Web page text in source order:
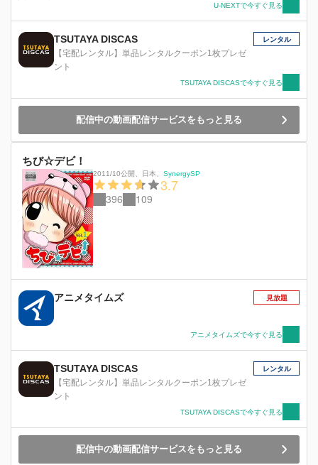
U-NEXTで今すぐ見る
TSUTAYA DISCAS
【宅配レンタル】単品レンタルクーポン1枚プレゼ
ント
レンタル
TSUTAYA DISCASで今すぐ見る
配信中の動画配信サービスをもっと見る
ちび☆デビ！
2011/10公開 日本 SynergySP
3.7
396 109
アニメタイムズ 見放題
アニメタイムズで今すぐ見る
TSUTAYA DISCAS
【宅配レンタル】単品レンタルクーポン1枚プレゼ
ント
レンタル
TSUTAYA DISCASで今すぐ見る
配信中の動画配信サービスをもっと見る